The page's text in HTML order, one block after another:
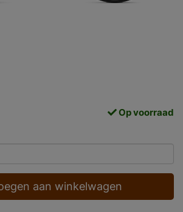
Op voorraad
aan winkelwagen